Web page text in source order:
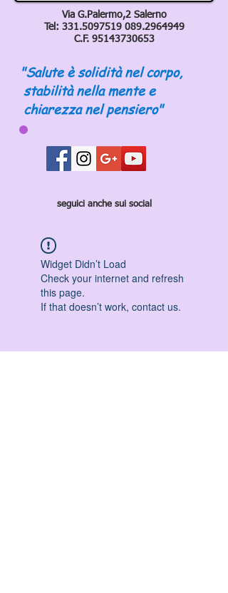
Via G.Palermo,2 Salerno
Tel: 331.5097519 089.2964949
C.F. 95143730653
"Salute è solidità nel corpo,
stabilità nella mente e
chiarezza nel pensiero"
seguici anche sui social
Widget Didn’t Load
Check your internet and refresh
this page.
If that doesn’t work, contact us.